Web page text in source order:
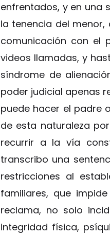
enfrentados, y en una
la tenencia del
comunicación con el
videos llamadas, y
síndrome de
poder judicial apenas
puede hacer el padre
de esta naturaleza
recurrir a la vía
transcribo una
restricciones al
familiares, que
reclama, no solo
integridad física,